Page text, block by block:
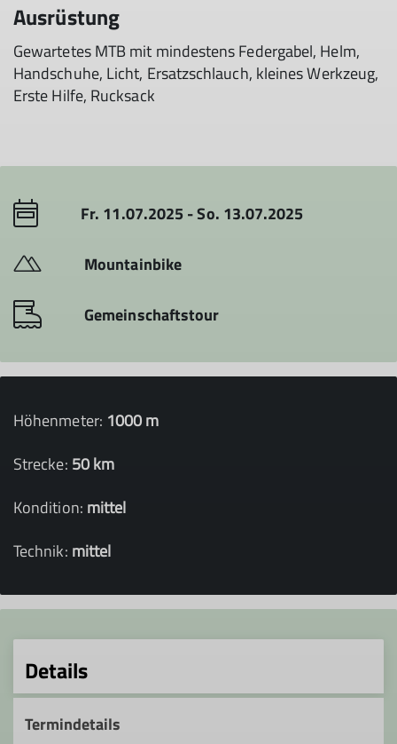
Ausrüstung
Gewartetes MTB mit mindestens Federgabel, Helm,
Handschuhe, Licht, Ersatzschlauch, kleines Werkzeug,
Erste Hilfe, Rucksack
Fr. 11.07.2025 - So. 13.07.2025
Mountainbike
Gemeinschaftstour
Höhenmeter: 1000 m
Strecke: 50 km
Kondition: mittel
Technik: mittel
Details
Termindetails